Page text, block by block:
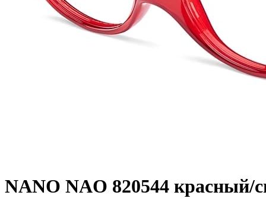
NANO NAO 820544 красный/